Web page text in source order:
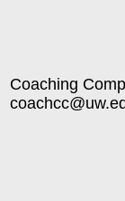
Coaching